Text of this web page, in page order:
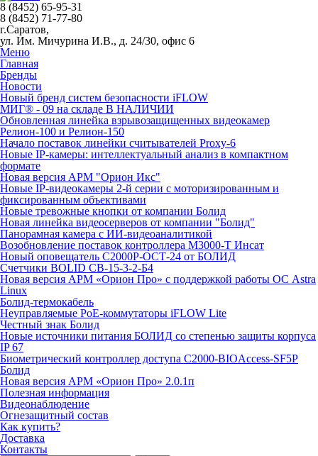
8 (8452) 65-95-31
8 (8452) 71-77-80
г.Саратов,
ул. Им. Мичурина И.В., д. 24/30, офис 6
Меню
Главная
Бренды
Новости
Новый бренд систем безопасности iFLOW
МИГ® - 09 на складе В НАЛИЧИИ
Обновленная линейка взрывозащищенных видеокамер
Релион-100 и Релион-150
Начало поставок линейки считывателей Proxy-6
Новые IP-камеры: интеллектуальный анализ в компактном
формате
Новая версия АРМ "Орион Икс"
Новые IP-видеокамеры 2-й серии с моторизированным и
фиксированным объективами
Новые тревожные кнопки от компании Болид
Новая линейка видеосерверов от компании "Болид"
Панорамная камера с ИИ-видеоаналитикой
Возобновление поставок контроллера М3000-Т Инсат
Новый оповещатель С2000Р-ОСТ-24 от БОЛИД
Счетчики BOLID СВ-15-3-2-Б4
Новая версия АРМ «Орион Про» с поддержкой работы ОС Astra
Linux
Болид-термокабель
Неуправляемые PoE-коммутаторы iFLOW Lite
Честный знак Болид
Новые источники питания БОЛИД со степенью защиты корпуса
IP 67
Биометрический контроллер доступа С2000-BIOAccess-SF5P
Болид
Новая версия АРМ «Орион Про» 2.0.1п
Полезная информация
Видеонаблюдение
Огнезащитный состав
Как купить?
Доставка
Контакты